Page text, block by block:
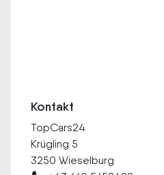
Kontakt
TopCars24
Krügling 5
3250 Wieselburg